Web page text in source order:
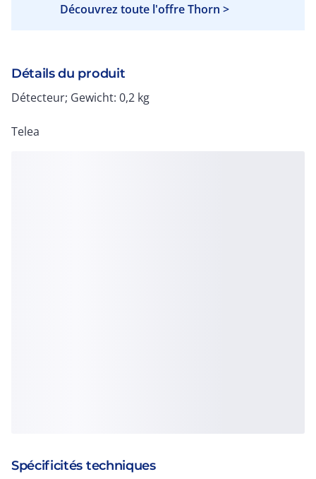
Découvrez toute l'offre Thorn >
Détails du produit
Détecteur; Gewicht: 0,2 kg
Telea
Spécificités techniques